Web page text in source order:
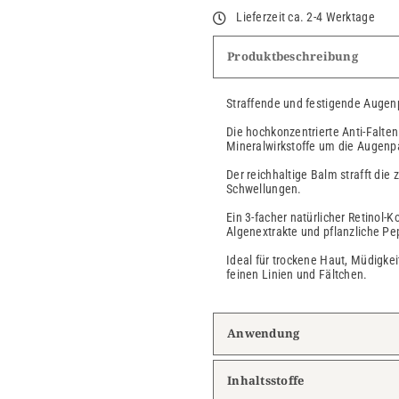
Lieferzeit ca. 2-4 Werktage
Produktbeschreibung
Straffende und festigende
Die hochkonzentrierte Anti-
Mineralwirkstoffe um die
Der reichhaltige Balm strafft die
Schwellungen.
Ein 3-facher natürlicher Retinol-
Algenextrakte und pflanzliche
Ideal für trockene Haut,
feinen Linien und Fältchen.
Anwendung
Inhaltsstoffe